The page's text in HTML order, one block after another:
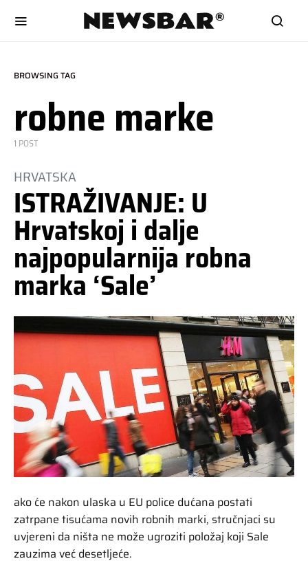
BROWSING TAG
robne marke
1 POST
HRVATSKA
ISTRAŽIVANJE: U
Hrvatskoj i dalje
najpopularnija robna
marka ‘Sale’
ako će nakon ulaska u EU police dućana postati
zatrpane tisućama novih robnih marki, stručnjaci su
uvjereni da ništa ne može ugroziti položaj koji Sale
zauzima već desetljeće.